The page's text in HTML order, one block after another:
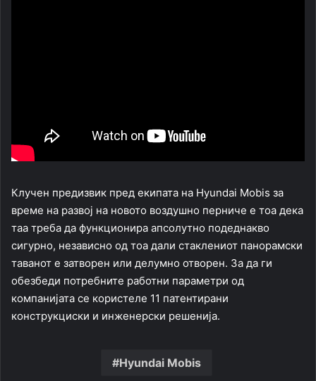
Клучен предизвик пред екипата на Hyundai Mobis за
време на развој на новото воздушно перниче е тоа дека
таа треба да функционира апсолутно подеднакво
сигурно, независно од тоа дали стаклениот панорамски
таванот е затворен или делумно отворен. За да ги
обезбеди потребните работни параметри од
компанијата се користеле 11 патентирани
конструкциски и инженерски решенија.
Hyundai Mobis